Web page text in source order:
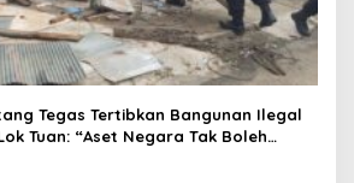
Tegas Tertibkan Bangunan Ilegal
Tuan: “Aset Negara Tak Boleh